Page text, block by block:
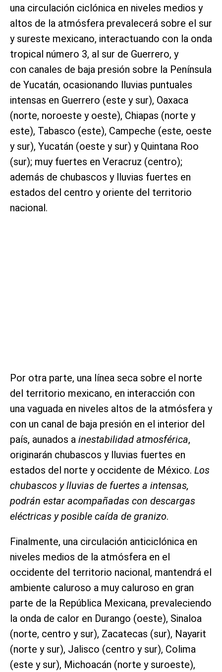
una circulación ciclónica en niveles medios y
altos de la atmósfera prevalecerá sobre el sur
y sureste mexicano, interactuando con la onda
tropical número 3, al sur de Guerrero, y
con canales de baja presión sobre la Península
de Yucatán, ocasionando lluvias puntuales
intensas en Guerrero (este y sur), Oaxaca
(norte, noroeste y oeste), Chiapas (norte y
este), Tabasco (este), Campeche (este, oeste
y sur), Yucatán (oeste y sur) y Quintana Roo
(sur); muy fuertes en Veracruz (centro);
además de chubascos y lluvias fuertes en
estados del centro y oriente del territorio
nacional.
Por otra parte, una línea seca sobre el norte
del territorio mexicano, en interacción con
una vaguada en niveles altos de la atmósfera y
con un canal de baja presión en el interior del
país, aunados a inestabilidad atmosférica,
originarán chubascos y lluvias fuertes en
estados del norte y occidente de México. Los
chubascos y lluvias de fuertes a intensas,
podrán estar acompañadas con descargas
eléctricas y posible caída de granizo.
Finalmente, una circulación anticiclónica en
niveles medios de la atmósfera en el
occidente del territorio nacional, mantendrá el
ambiente caluroso a muy caluroso en gran
parte de la República Mexicana, prevaleciendo
la onda de calor en Durango (oeste), Sinaloa
(norte, centro y sur), Zacatecas (sur), Nayarit
(norte y sur), Jalisco (centro y sur), Colima
(este y sur), Michoacán (norte y suroeste),